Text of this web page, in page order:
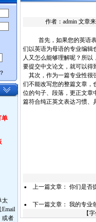
单
太
Email
或者
作者： admin文章来
首先，如果您的英语
们以英语为母语的专业编辑
人又怎么能够理解呢？所
要提交中文论文，就可以得
其次，作为一篇专业性很
们不能改写您的整篇文章，
位的句子、段落，更正文章
篇符合纯正英文表达习惯、
上一篇文章： 你们是否
下一篇文章： 我的专业
【